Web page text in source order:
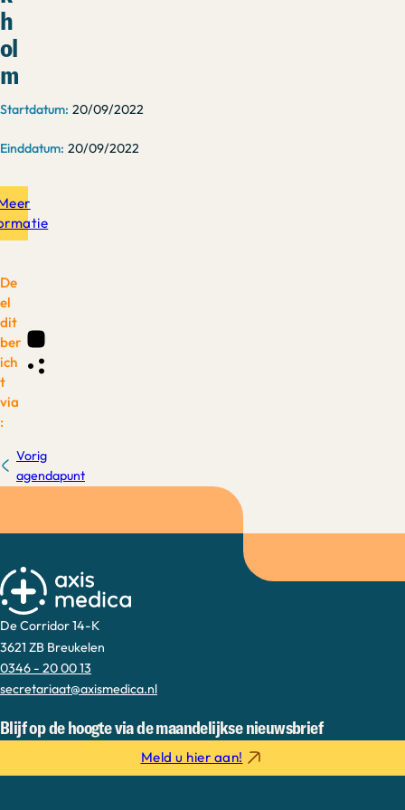
h
ol
m
20/09/2022
20/09/2022
De
el
dit
ber
ich
t
via
:
Vorig
agendapunt
De Corridor 14-K
3621 ZB Breukelen
0346 - 20 00 13
secretariaat@axismedica.nl
Blijf op de hoogte via de maandelijkse nieuwsbrief
Meld u hier aan!